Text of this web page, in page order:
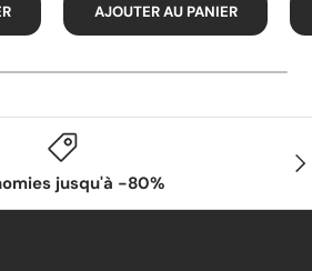
AJOUTER AU PANIER
jusqu'à -80%